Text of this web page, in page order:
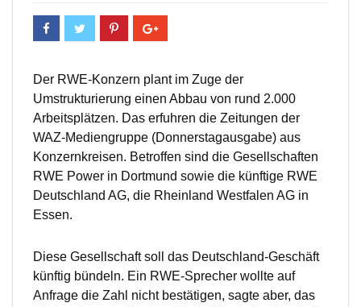
Der RWE-Konzern plant im Zuge der
Umstrukturierung einen Abbau von rund 2.000
Arbeitsplätzen. Das erfuhren die Zeitungen der
WAZ-Mediengruppe (Donnerstagausgabe) aus
Konzernkreisen. Betroffen sind die Gesellschaften
RWE Power in Dortmund sowie die künftige RWE
Deutschland AG, die Rheinland Westfalen AG in
Essen.
Diese Gesellschaft soll das Deutschland-Geschäft
künftig bündeln. Ein RWE-Sprecher wollte auf
Anfrage die Zahl nicht bestätigen, sagte aber, das